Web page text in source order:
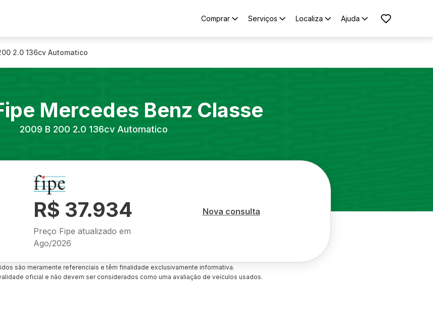
Comprar Serviços Localiza Ajuda
2.0 136cv Automatico
Mercedes Benz Classe
2009 B 200 2.0 136cv Automatico
R$ 37.934
Preço Fipe atualizado em
Ago/2026
Nova consulta
são meramente referenciais e têm finalidade exclusivamente informativa.
oficial e não devem ser considerados como uma avaliação de veículos usados.